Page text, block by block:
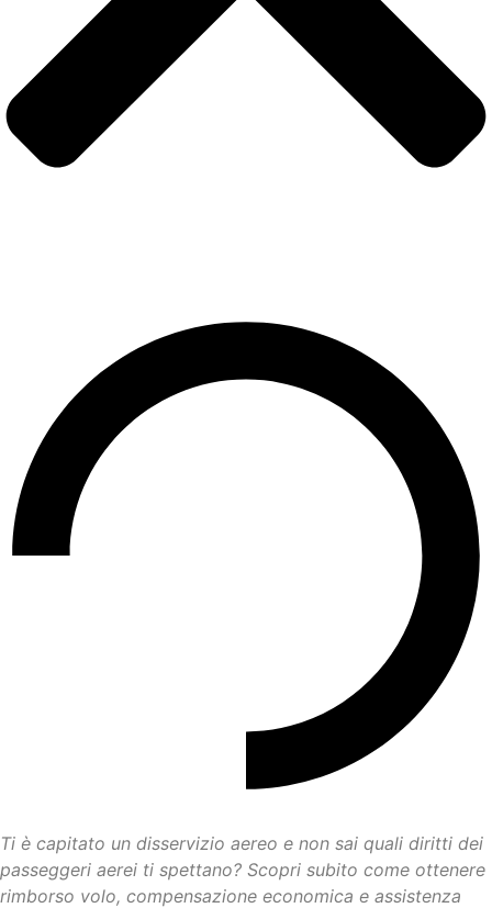
Ti è capitato un disservizio aereo e non sai quali diritti dei
passeggeri aerei ti spettano? Scopri subito come ottenere
rimborso volo, compensazione economica e assistenza